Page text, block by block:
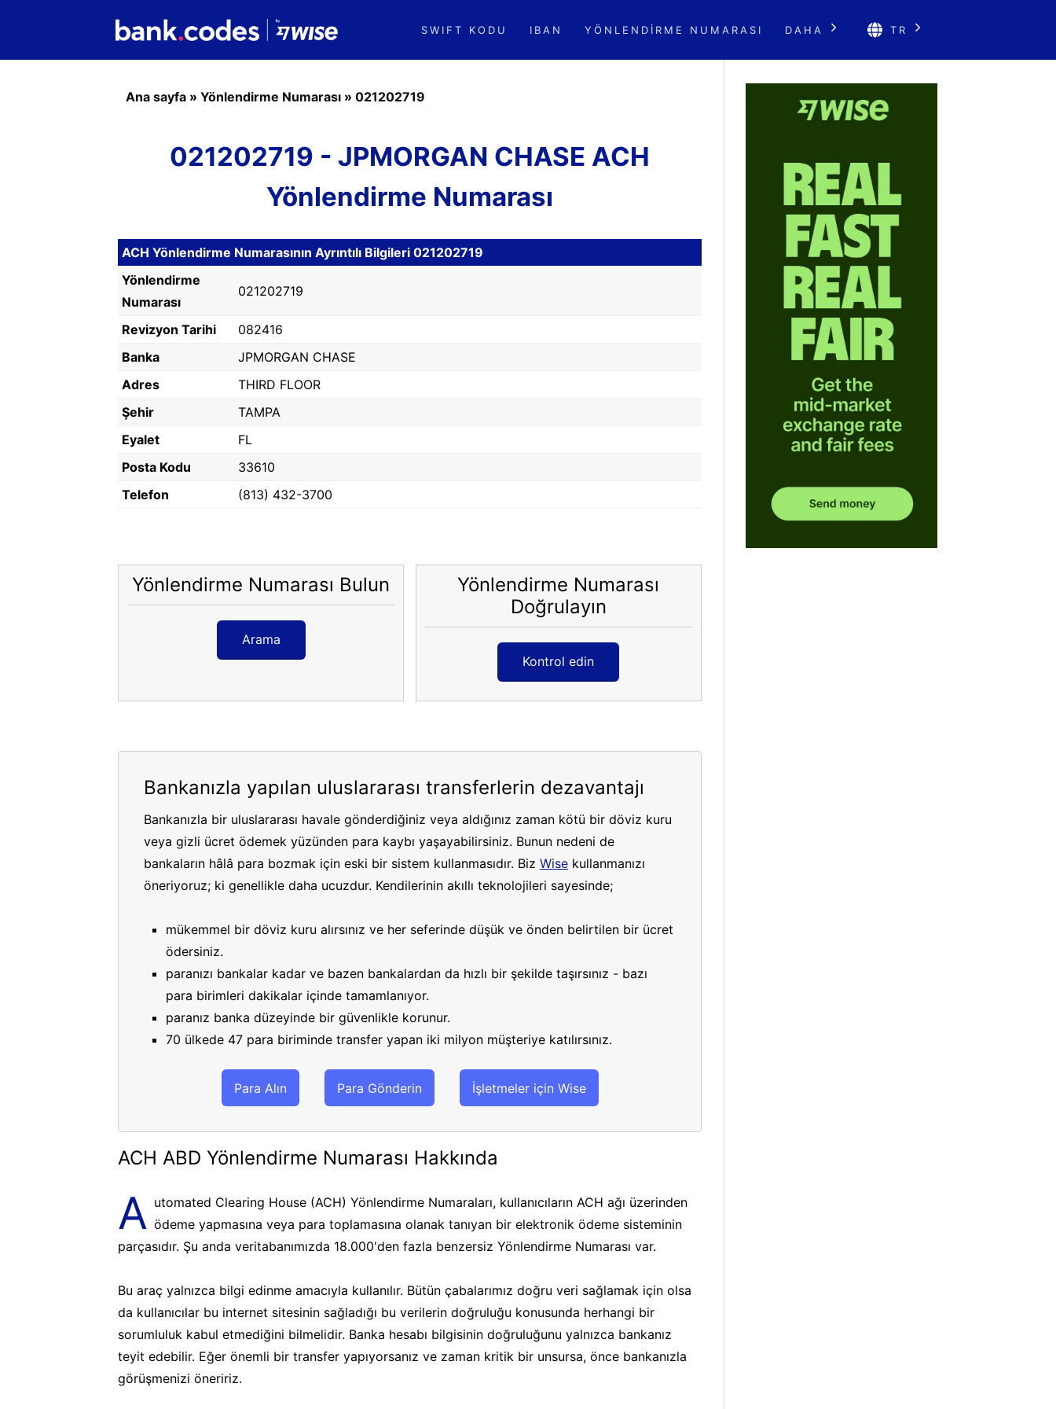
SWIFT KODU IBAN YÖNLENDIRME NUMARASI DAHA TR
Ana sayfa » Yönlendirme Numarası » 021202719
021202719 - JPMORGAN CHASE ACH
Yönlendirme Numarası
ACH Yönlendirme Numarasının Ayrıntılı Bilgileri 021202719
Yönlendirme
Numarası
021202719
Revizyon Tarihi
082416
Banka
JPMORGAN CHASE
Adres
THIRD FLOOR
Şehir
TAMPA
Eyalet
FL
Posta Kodu
33610
Telefon
(813) 432-3700
Yönlendirme Numarası Bulun
Arama
Yönlendirme Numarası
Doğrulayın
Kontrol edin
Bankanızla yapılan uluslararası transferlerin dezavantajı
Bankanızla bir uluslararası havale gönderdiğiniz veya aldığınız zaman kötü bir döviz kuru
veya gizli ücret ödemek yüzünden para kaybı yaşayabilirsiniz. Bunun nedeni de
bankaların hâlâ para bozmak için eski bir sistem kullanmasıdır. Biz Wise kullanmanızı
öneriyoruz; ki genellikle daha ucuzdur. Kendilerinin akıllı teknolojileri sayesinde;
mükemmel bir döviz kuru alırsınız ve her seferinde düşük ve önden belirtilen bir ücret
ödersiniz.
paranızı bankalar kadar ve bazen bankalardan da hızlı bir şekilde taşırsınız - bazı
para birimleri dakikalar içinde tamamlanıyor.
paranız banka düzeyinde bir güvenlikle korunur.
70 ülkede 47 para biriminde transfer yapan iki milyon müşteriye katılırsınız.
Para Alın Para Gönderin İşletmeler için Wise
ACH ABD Yönlendirme Numarası Hakkında
A utomated Clearing House (ACH) Yönlendirme Numaraları, kullanıcıların ACH ağı üzerinden
ödeme yapmasına veya para toplamasına olanak tanıyan bir elektronik ödeme sisteminin
parçasıdır. Şu anda veritabanımızda 18.000'den fazla benzersiz Yönlendirme Numarası var.
Bu araç yalnızca bilgi edinme amacıyla kullanılır. Bütün çabalarımız doğru veri sağlamak için olsa
da kullanıcılar bu internet sitesinin sağladığı bu verilerin doğruluğu konusunda herhangi bir
sorumluluk kabul etmediğini bilmelidir. Banka hesabı bilgisinin doğruluğunu yalnızca bankanız
teyit edebilir. Eğer önemli bir transfer yapıyorsanız ve zaman kritik bir unsursa, önce bankanızla
görüşmenizi öneririz.